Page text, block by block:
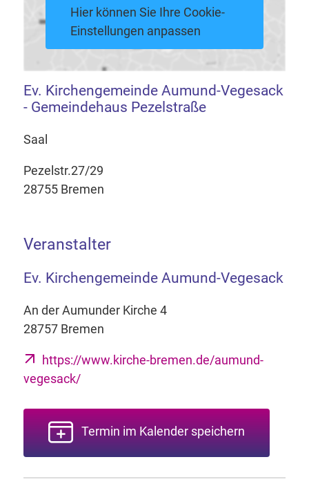
Hier können Sie Ihre Cookie-
Einstellungen anpassen
Ev. Kirchengemeinde Aumund-Vegesack
- Gemeindehaus Pezelstraße
Saal
Pezelstr.27/29
28755 Bremen
Veranstalter
Ev. Kirchengemeinde Aumund-Vegesack
An der Aumunder Kirche 4
28757 Bremen
https://www.kirche-bremen.de/aumund-
vegesack/
Termin im Kalender speichern